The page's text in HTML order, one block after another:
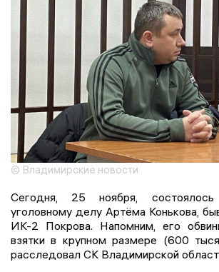
© Владимирские новости
Сегодня, 25 ноября,
уголовному делу Артёма Конькова,
ИК-2 Покрова. Напомним, его
взятки в крупном размере (600
расследовал СК Владимирской